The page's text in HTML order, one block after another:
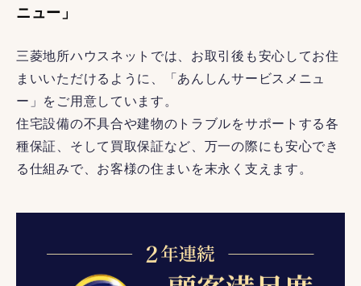
ニュー」
三菱地所ハウスネットでは、お取引後も安心してお住
まいいただけるように、「あんしんサービスメニュ
ー」をご用意しています。
住宅設備の不具合や建物のトラブルをサポートする各
種保証、そして買取保証など、万一の際にも安心でき
る仕組みで、お客様の住まいを末永く支えます。